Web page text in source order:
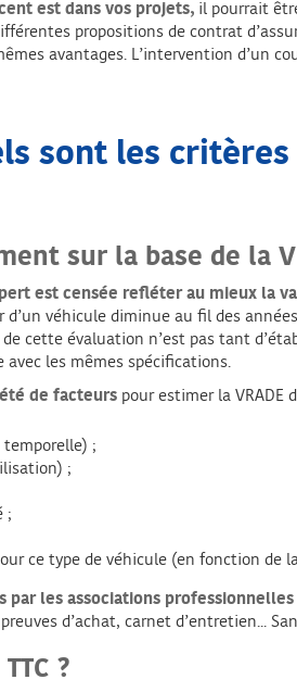
est dans vos projets, il pourrait
propositions de contrat
avantages. L’intervention d’un
sont les critères
sur la base de la
est censée refléter au mieux la
véhicule diminue au fil des
cette évaluation n’est pas tant
avec les mêmes spécifications.
de facteurs pour estimer la VRADE
temporelle) ;
;
;
ce type de véhicule (en fonction de
les associations
d’achat, carnet d’entretien...
?